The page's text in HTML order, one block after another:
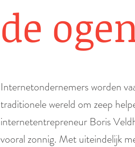
de
Internetondernemers worden
traditionele wereld om zeep
internetentrepreneur Boris
vooral zonnig. Met uiteindelijk